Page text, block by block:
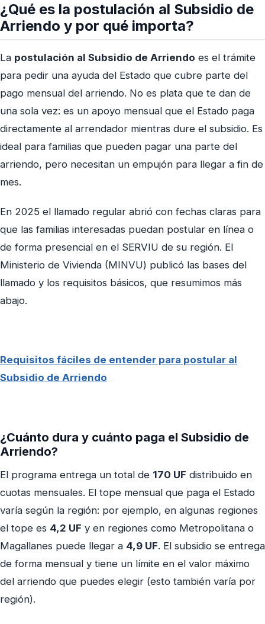
¿Qué es la postulación al Subsidio de
Arriendo y por qué importa?
La postulación al Subsidio de Arriendo es el trámite
para pedir una ayuda del Estado que cubre parte del
pago mensual del arriendo. No es plata que te dan de
una sola vez: es un apoyo mensual que el Estado paga
directamente al arrendador mientras dure el subsidio. Es
ideal para familias que pueden pagar una parte del
arriendo, pero necesitan un empujón para llegar a fin de
mes.
En 2025 el llamado regular abrió con fechas claras para
que las familias interesadas puedan postular en línea o
de forma presencial en el SERVIU de su región. El
Ministerio de Vivienda (MINVU) publicó las bases del
llamado y los requisitos básicos, que resumimos más
abajo.
Requisitos fáciles de entender para postular al
Subsidio de Arriendo
¿Cuánto dura y cuánto paga el Subsidio de
Arriendo?
El programa entrega un total de 170 UF distribuido en
cuotas mensuales. El tope mensual que paga el Estado
varía según la región: por ejemplo, en algunas regiones
el tope es 4,2 UF y en regiones como Metropolitana o
Magallanes puede llegar a 4,9 UF. El subsidio se entrega
de forma mensual y tiene un límite en el valor máximo
del arriendo que puedes elegir (esto también varía por
región).